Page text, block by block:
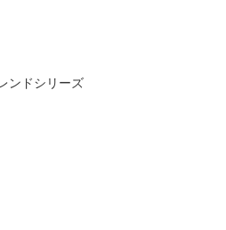
ンドシリーズ